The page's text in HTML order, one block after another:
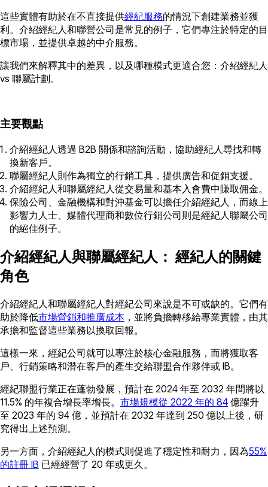
這些實體有助於在不直接提供經紀服務的情況下創建業務並獲
利。介紹經紀人和聯營公司是常見的例子，它們專注於特定的目
標市場，並提供卓越的中介服務。
讓我們來解釋其中的差異，以及哪種模式更適合您：介紹經紀人
vs 聯屬計劃。
主要觀點
介紹經紀人透過 B2B 關係和諮詢活動，協助經紀人尋找和轉
換新客戶。
聯屬經紀人則作為獨立的行銷工具，提供廣告和促銷支援。
介紹經紀人和聯屬經紀人從交易量和基本入會費中賺取佣金。
保險公司、金融機構和對沖基金可以擔任介紹經紀人，而線上
影響力人士、媒體代理商和數位行銷公司則是經紀人聯屬公司
的絕佳例子。
介紹經紀人與聯屬經紀人： 經紀人的關鍵
角色
介紹經紀人和聯屬經紀人對經紀公司來說是不可或缺的。它們有
助於降低市場營銷和推廣成本 ，並將負擔轉移給專業實體，由其
承擔和監督這些業務以換取回報。
這樣一來，經紀公司就可以專注於核心金融服務，而將獲取客
戶、行銷策略和潛在客戶的產生交給聯盟合作夥伴或 IB。
經紀聯盟行業正在蓬勃發展，預計在 2024 年至 2032 年間將以
11.5% 的年複合增長率增長。 市場規模從 2022 年的 84 億躍升
至 2023 年的 94 億，並預計在 2032 年達到 250 億以上後，研
究得出上述預測。
另一方面，介紹經紀人的模式則促進了穩定性和耐力，因為55%
的註冊 IB 已經經營了 20 年或更久。